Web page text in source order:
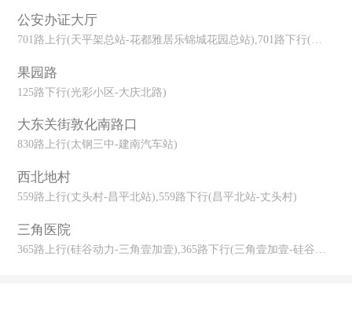
公安办证大厅
701路上行(天平架总站-花都雅居乐锦城花园总站),701路下行(花都
果园路
125路下行(光彩小区-大庆北路)
大东关街敦化南路口
830路上行(太钢三中-建南汽车站)
西北地村
559路上行(丈头村-昌平北站),559路下行(昌平北站-丈头村)
三角医院
365路上行(硅谷动力-三角壹加壹),365路下行(三角壹加壹-硅谷动力